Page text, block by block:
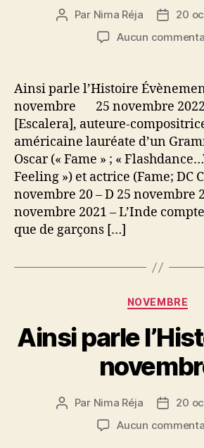
Auteur
Par Nima Réja
Date
20
Aucun
Ainsi parle l’Histoire
novembre 25 novembre 2022
[Escalera], auteure-
américaine lauréate d’un
Oscar (« Fame » ; «
Feeling ») et actrice (Fame; DC
novembre 20 – D 25 novembre
novembre 2021 – L’Inde
que de garçons […]
NOVEMBRE
Ainsi parle
Auteur
Par Nima Réja
Date
20
Aucun